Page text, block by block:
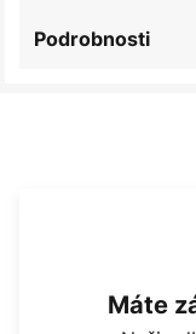
Podrobnosti
Máte